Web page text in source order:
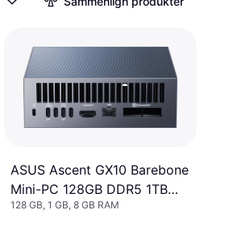
ASUS Ascent GX10 Barebone
Mini-PC 128GB DDR5 1TB
SSD
128 GB, 1 GB, 8 GB RAM